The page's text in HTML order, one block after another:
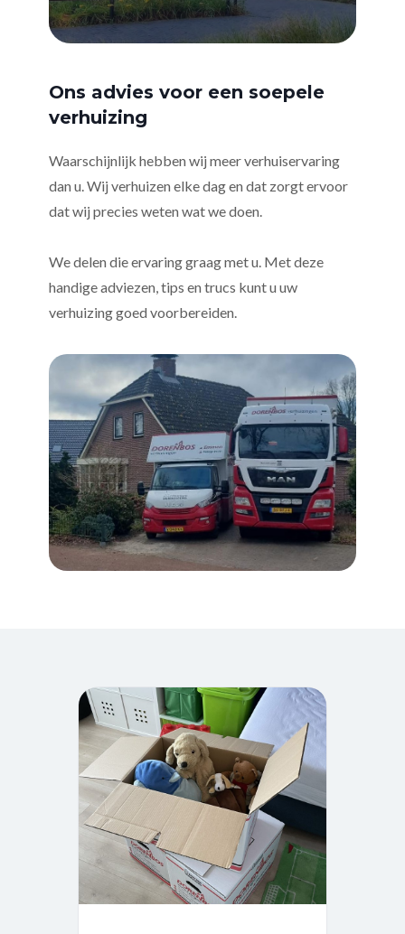
Ons advies voor een soepele
verhuizing
Waarschijnlijk hebben wij meer verhuiservaring
dan u. Wij verhuizen elke dag en dat zorgt ervoor
dat wij precies weten wat we doen.
We delen die ervaring graag met u. Met deze
handige adviezen, tips en trucs kunt u uw
verhuizing goed voorbereiden.